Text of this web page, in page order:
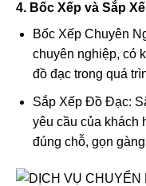
4. Bốc Xếp và Sắp
Bốc Xếp Chuyên
chuyên nghiệp, có
đồ đạc trong quá
Sắp Xếp Đồ Đạc:
yêu cầu của khách
đúng chỗ, gọn